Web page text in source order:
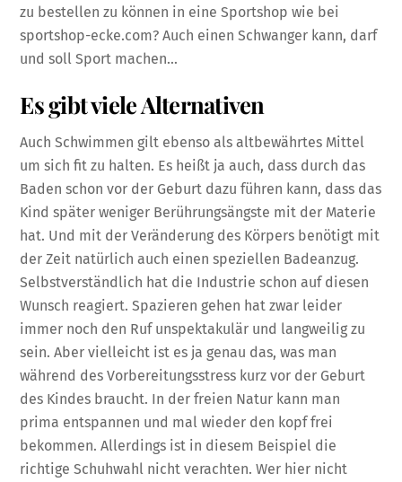
zu bestellen zu können in eine Sportshop wie bei
sportshop-ecke.com? Auch einen Schwanger kann, darf
und soll Sport machen…
Es gibt viele Alternativen
Auch Schwimmen gilt ebenso als altbewährtes Mittel
um sich fit zu halten. Es heißt ja auch, dass durch das
Baden schon vor der Geburt dazu führen kann, dass das
Kind später weniger Berührungsängste mit der Materie
hat. Und mit der Veränderung des Körpers benötigt mit
der Zeit natürlich auch einen speziellen Badeanzug.
Selbstverständlich hat die Industrie schon auf diesen
Wunsch reagiert. Spazieren gehen hat zwar leider
immer noch den Ruf unspektakulär und langweilig zu
sein. Aber vielleicht ist es ja genau das, was man
während des Vorbereitungsstress kurz vor der Geburt
des Kindes braucht. In der freien Natur kann man
prima entspannen und mal wieder den kopf frei
bekommen. Allerdings ist in diesem Beispiel die
richtige Schuhwahl nicht verachten. Wer hier nicht